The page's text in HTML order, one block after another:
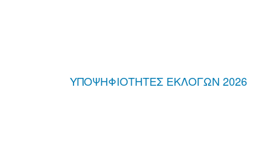
ΥΠΟΨΗΦΙΟΤΗΤΕΣ ΕΚΛΟΓΩΝ 2026